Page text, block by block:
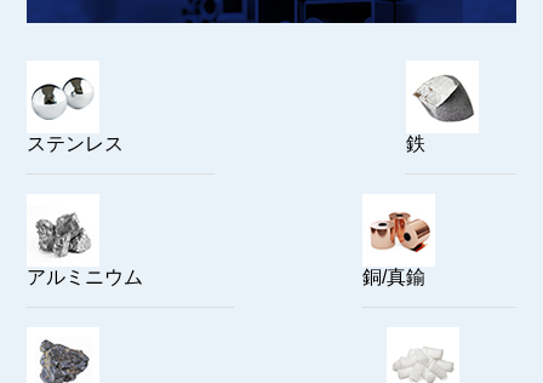
ステンレス 鉄
アルミニウム 銅/真鍮